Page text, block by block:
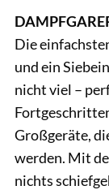
Die
und ein
nicht viel –
Großgeräte,
werden. Mit
nichts